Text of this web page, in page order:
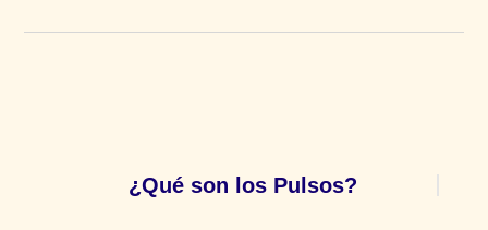
¿Qué son los Pulsos?